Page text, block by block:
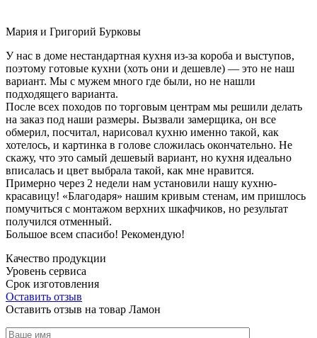
Мария и Григорий Бурковы
У нас в доме нестандартная кухня из-за короба и выступов,
поэтому готовые кухни (хоть они и дешевле) — это не наш
вариант. Мы с мужем много где были, но не нашли
подходящего варианта.
После всех походов по торговым центрам мы решили делать
на заказ под наши размеры. Вызвали замерщика, он все
обмерил, посчитал, нарисовал кухню именно такой, как
хотелось, и картинка в голове сложилась окончательно. Не
скажу, что это самый дешевый вариант, но кухня идеально
вписалась и цвет выбрала такой, как мне нравится.
Примерно через 2 недели нам установили нашу кухню-
красавицу! «Благодаря» нашим кривым стенам, им пришлось
помучиться с монтажом верхних шкафчиков, но результат
получился отменный.
Большое всем спасибо! Рекомендую!
Качество продукции
Уровень сервиса
Срок изготовления
Оставить отзыв
Оставить отзыв на товар Ламон